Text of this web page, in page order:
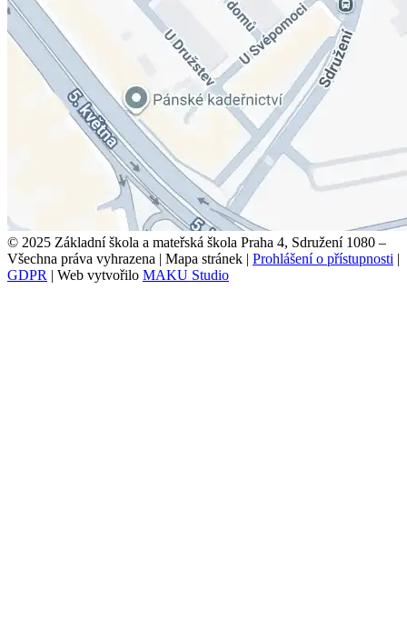
© 2025 Základní škola a mateřská škola Praha 4, Sdružení 1080 –
Všechna práva vyhrazena | Mapa stránek | Prohlášení o přístupnosti |
GDPR | Web vytvořilo MAKU Studio